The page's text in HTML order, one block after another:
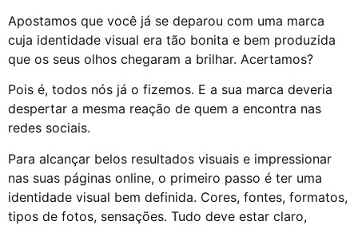
Apostamos que você já se deparou com uma marca
cuja identidade visual era tão bonita e bem produzida
que os seus olhos chegaram a brilhar. Acertamos?
Pois é, todos nós já o fizemos. E a sua marca deveria
despertar a mesma reação de quem a encontra nas
redes sociais.
Para alcançar belos resultados visuais e impressionar
nas suas páginas online, o primeiro passo é ter uma
identidade visual bem definida. Cores, fontes, formatos,
tipos de fotos, sensações. Tudo deve estar claro,